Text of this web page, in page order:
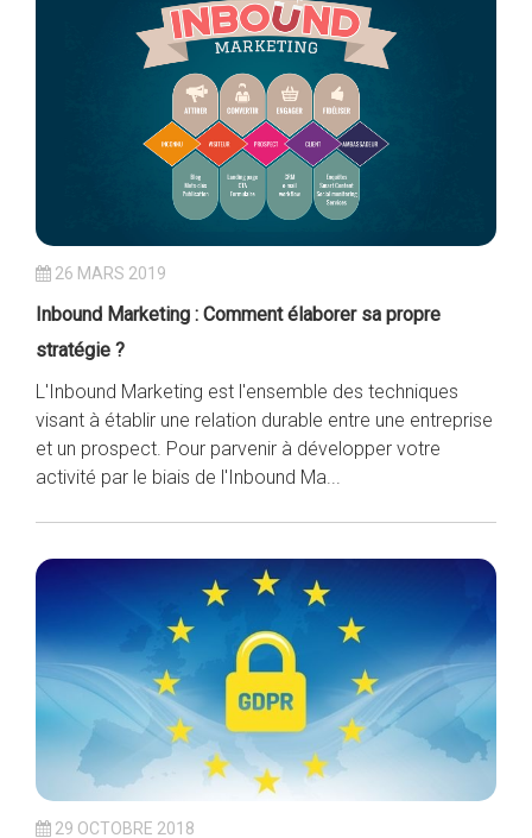
26 MARS 2019
Inbound Marketing : Comment élaborer sa propre
stratégie ?
L'Inbound Marketing est l'ensemble des techniques
visant à établir une relation durable entre une entreprise
et un prospect. Pour parvenir à développer votre
activité par le biais de l'Inbound Ma...
29 OCTOBRE 2018